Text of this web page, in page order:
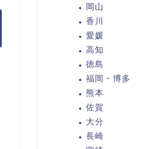
岡山
香川
愛媛
高知
徳島
福岡・博多
熊本
佐賀
大分
長崎